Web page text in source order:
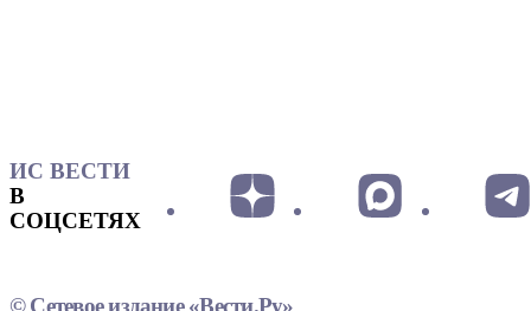
ИС ВЕСТИ
В
СОЦСЕТЯХ
© Сетевое издание «Вести.Ру»